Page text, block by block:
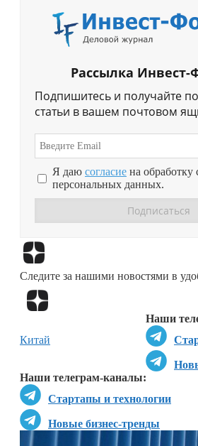
Рассылка Инвест-
Подпишитесь и получайте
статьи в вашем почтовом
Я даю согласие на обработку
персональных данных.
Следите за нашими новостями в
Наши
Наши телеграм-каналы:
Стартапы и технологии
Новые бизнес-тренды
Китай